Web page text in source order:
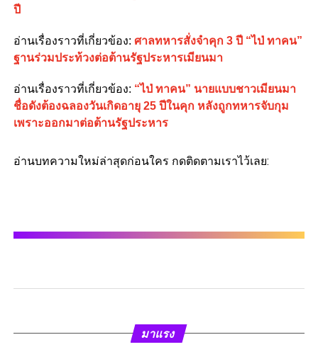
ปี
อ่านเรื่องราวที่เกี่ยวข้อง: ศาลทหารสั่งจำคุก 3 ปี “ไป่ ทาคน”
ฐานร่วมประท้วงต่อต้านรัฐประหารเมียนมา
อ่านเรื่องราวที่เกี่ยวข้อง: “ไป่ ทาคน” นายแบบชาวเมียนมา
ชื่อดังต้องฉลองวันเกิดอายุ 25 ปีในคุก หลังถูกทหารจับกุม
เพราะออกมาต่อต้านรัฐประหาร
อ่านบทความใหม่ล่าสุดก่อนใคร กดติดตามเราไว้เลย:
มาแรง